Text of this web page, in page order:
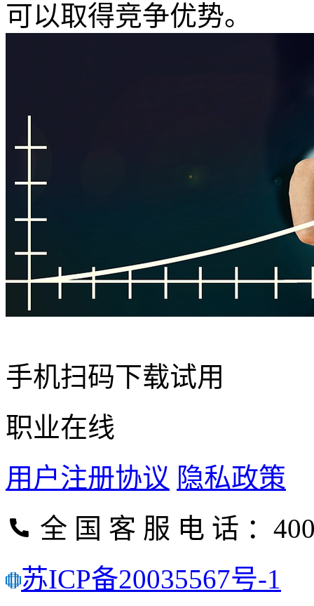
可以取得竞争优势。
手机扫码下载试用
职业在线
用户注册协议 隐私政策
全 国 客 服 电 话 ：
苏ICP备20035567号-1